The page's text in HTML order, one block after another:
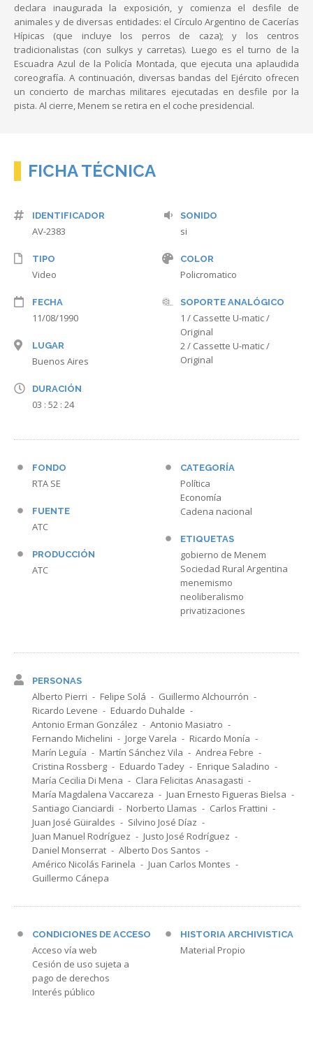
declara inaugurada la exposición, y comienza el desfile de
animales y de diversas entidades: el Círculo Argentino de Cacerías
Hípicas (que incluye los perros de caza); y los centros
tradicionalistas (con sulkys y carretas). Luego es el turno de la
Escuadra Azul de la Policía Montada, que ejecuta una aplaudida
coreografía. A continuación, diversas bandas del Ejército ofrecen
un concierto de marchas militares ejecutadas en desfile por la
pista. Al cierre, Menem se retira en el coche presidencial.
FICHA TÉCNICA
IDENTIFICADOR
AV-2383
TIPO
Video
FECHA
11/08/1990
LUGAR
Buenos Aires
DURACIÓN
03 : 52 : 24
SONIDO
si
COLOR
Policromatico
SOPORTE ANALÓGICO
1 / Cassette U-matic /
Original
2 / Cassette U-matic /
Original
FONDO
RTA SE
FUENTE
ATC
PRODUCCIÓN
ATC
CATEGORÍA
Política
Economía
Cadena nacional
ETIQUETAS
gobierno de Menem
Sociedad Rural Argentina
menemismo
neoliberalismo
privatizaciones
PERSONAS
Alberto Pierri Felipe Solá
Guillermo Alchourrón
Ricardo Levene
Eduardo Duhalde
Antonio Erman González
Antonio Masiatro
Fernando Michelini
Jorge Varela
Ricardo Monía
Marín Leguía
Martín Sánchez Vila
Andrea Febre
Cristina Rossberg
Eduardo Tadey
Enrique Saladino
María Cecilia Di Mena
Clara Felicitas Anasagasti
María Magdalena Vaccareza
Juan Ernesto Figueras Bielsa
Santiago Cianciardi
Norberto Llamas
Carlos Frattini
Juan José Güiraldes
Silvino José Díaz
Juan Manuel Rodríguez
Justo José Rodríguez
Daniel Monserrat
Alberto Dos Santos
Américo Nicolás Farinela
Juan Carlos Montes
Guillermo Cánepa
CONDICIONES DE ACCESO
Acceso vía web
Cesión de uso sujeta a
pago de derechos
Interés público
HISTORIA ARCHIVISTICA
Material Propio